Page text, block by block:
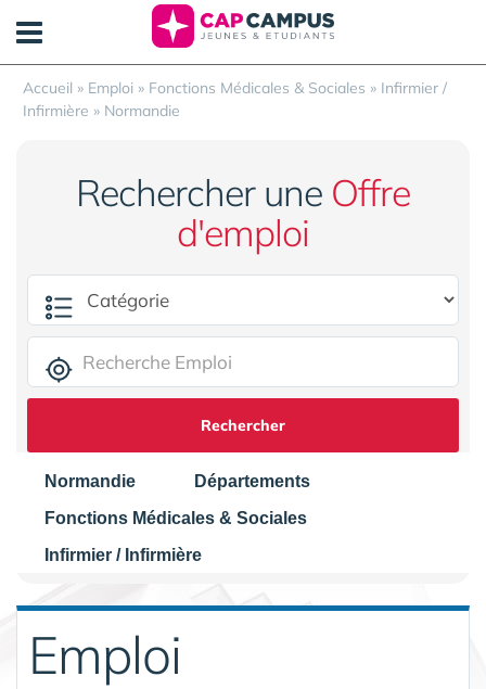
Accueil » Emploi » Fonctions Médicales & Sociales » Infirmier /
Infirmière » Normandie
Rechercher une Offre
d'emploi
Rechercher
Normandie
Départements
Fonctions Médicales & Sociales
Infirmier / Infirmière
Emploi
Panneau de gestion des cookies